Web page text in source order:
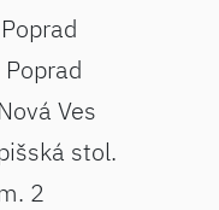
Poprad
Poprad
Nová Ves
stol.
2